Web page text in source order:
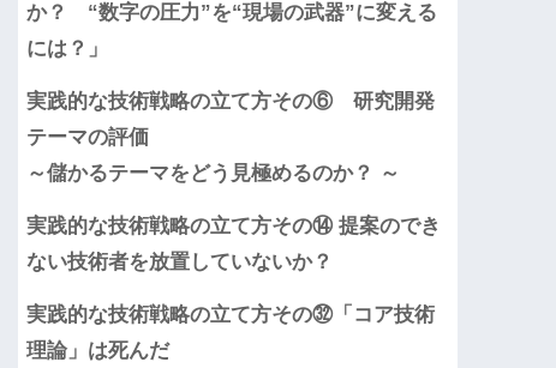
か？ “数字の圧力”を“現場の武器”に変える
には？」
実践的な技術戦略の立て方その⑥ 研究開発
テーマの評価
～儲かるテーマをどう見極めるのか？ ～
実践的な技術戦略の立て方その⑭ 提案のでき
ない技術者を放置していないか？
実践的な技術戦略の立て方その㉜「コア技術
理論」は死んだ